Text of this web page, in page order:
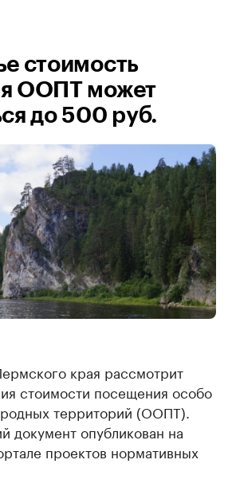
стоимость
ООПТ может
до 500 руб.
края рассмотрит
стоимости посещения особо
территорий (ООПТ).
документ опубликован на
проектов нормативных